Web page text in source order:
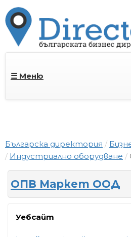
☰ Меню
Българска директория
Индустриално оборудване
ОПВ Маркет ООД
Уебсайт